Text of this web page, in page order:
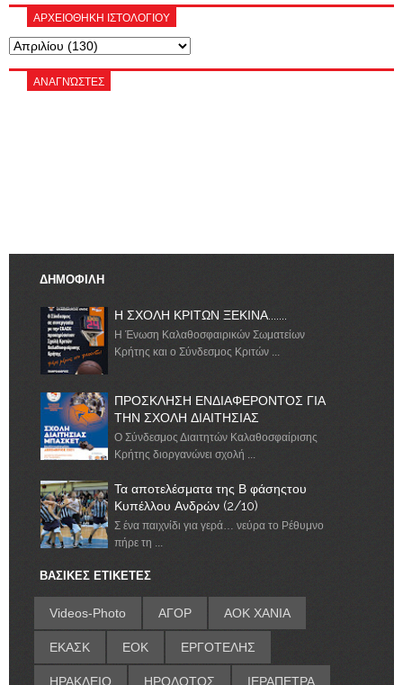
ΑΡΧΕΙΟΘΗΚΗ ΙΣΤΟΛΟΓΙΟΥ
ΑΝΑΓΝΏΣΤΕΣ
ΔΗΜΟΦΙΛΗ
Η ΣΧΟΛΗ ΚΡΙΤΩΝ ΞΕΚΙΝΑ.......
Η Ένωση Καλαθοσφαιρικών Σωματείων
Κρήτης και ο Σύνδεσμος Κριτών ...
ΠΡΟΣΚΛΗΣΗ ΕΝΔΙΑΦΕΡΟΝΤΟΣ ΓΙΑ
ΤΗΝ ΣΧΟΛΗ ΔΙΑΙΤΗΣΙΑΣ
Ο Σύνδεσμος Διαιτητών Καλαθοσφαίρισης
Κρήτης διοργανώνει σχολή ...
Τα αποτελέσματα της Β φάσηςτου
Κυπέλλου Ανδρών (2/10)
Σ ένα παιχνίδι για γερά… νεύρα το Ρέθυμνο
πήρε τη ...
ΒΑΣΙΚΕΣ ΕΤΙΚΕΤΕΣ
Videos-Photo ΑΓΟΡ ΑΟΚ ΧΑΝΙΑ
ΕΚΑΣΚ ΕΟΚ ΕΡΓΟΤΕΛΗΣ
ΗΡΑΚΛΕΙΟ ΗΡΟΔΟΤΟΣ ΙΕΡΑΠΕΤΡΑ